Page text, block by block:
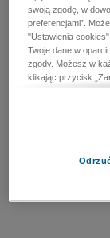
swoją zgodę, w
preferencjami”.
"Ustawienia
Twoje dane w
zgody. Możesz w
klikając przycisk
cookies" na dole
zapobiegania
przetwarzaniu